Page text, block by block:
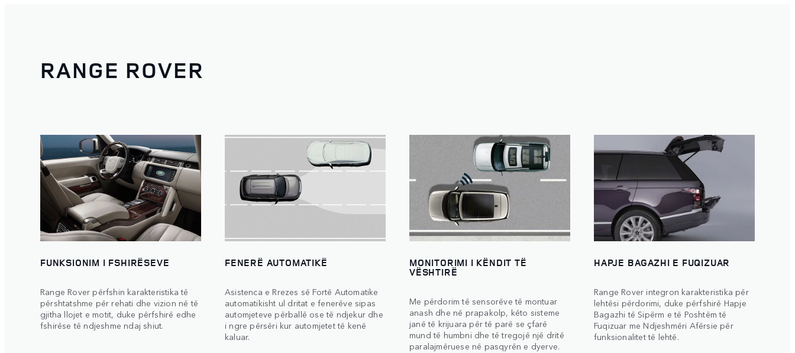
RANGE ROVER
FUNKSIONIM I FSHIRËSEVE
Range Rover përfshin karakteristika të
përshtatshme për rehati dhe vizion në të
gjitha llojet e motit, duke përfshirë edhe
fshirëse të ndjeshme ndaj shiut.
FENERË AUTOMATIKË
Asistenca e Rrezes së Fortë Automatike
automatikisht ul dritat e fenerëve sipas
automjeteve përballë ose të ndjekur dhe
i ngre përsëri kur automjetet të kenë
kaluar.
MONITORIMI I KËNDIT TË
VËSHTIRË
Me përdorim të sensorëve të montuar
anash dhe në prapakolp, këto sisteme
janë të krijuara për të parë se çfarë
mund të humbni dhe të tregojë një dritë
paralajmëruese në pasqyrën e dyerve.
HAPJE BAGAZHI E FUQIZUAR
Range Rover integron karakteristika për
lehtësi përdorimi, duke përfshirë Hapje
Bagazhi të Sipërm e të Poshtëm të
Fuqizuar me Ndjeshmëri Afërsie për
funksionalitet të lehtë.